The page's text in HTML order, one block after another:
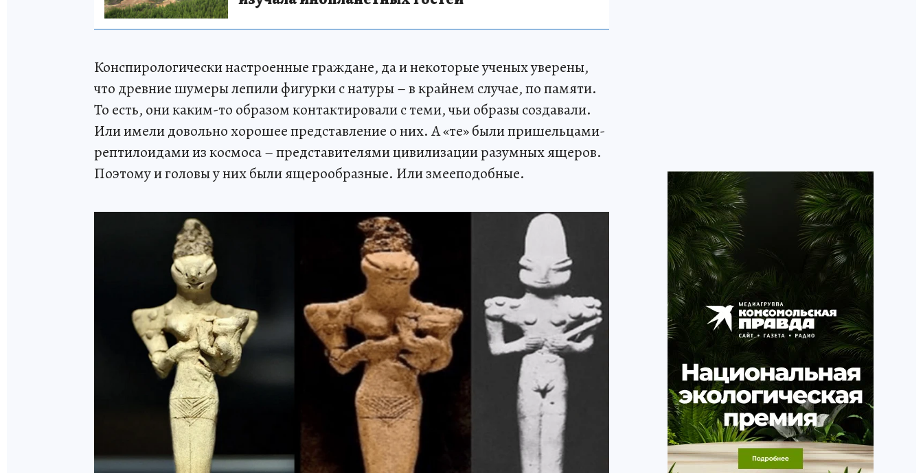
Конспирологически настроенные граждане, да и некоторые ученых уверены,
что древние шумеры лепили фигурки с натуры – в крайнем случае, по памяти.
То есть, они каким-то образом контактировали с теми, чьи образы создавали.
Или имели довольно хорошее представление о них. А «те» были пришельцами-
рептилоидами из космоса – представителями цивилизации разумных ящеров.
Поэтому и головы у них были ящерообразные. Или змееподобные.